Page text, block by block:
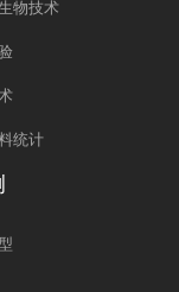
物技术
统计